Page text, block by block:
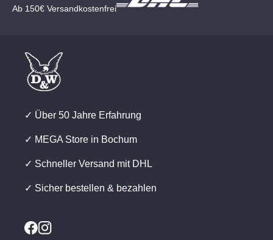
Ab 150€ Versandkostenfrei
✓ Über 50 Jahre Erfahrung
✓ MEGA Store in Bochum
✓ Schneller Versand mit DHL
✓ Sicher bestellen & bezahlen